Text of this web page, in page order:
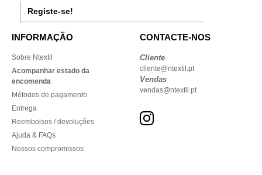
Registe-se!
INFORMAÇÃO
Sobre Ntextil
Acompanhar estado da
encomenda
Métodos de pagamento
Entrega
Reembolsos / devoluções
Ajuda & FAQs
Nossos compromissos
CONTACTE-NOS
Cliente
cliente@ntextil.pt
Vendas
vendas@ntextil.pt